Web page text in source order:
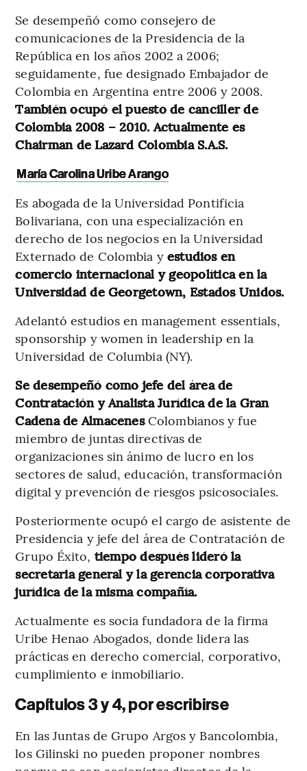
Se desempeñó como consejero de
comunicaciones de la Presidencia de la
República en los años 2002 a 2006;
seguidamente, fue designado Embajador de
Colombia en Argentina entre 2006 y 2008.
También ocupó el puesto de canciller de
Colombia 2008 – 2010. Actualmente es
Chairman de Lazard Colombia S.A.S.
María Carolina Uribe Arango
Es abogada de la Universidad Pontificia
Bolivariana, con una especialización en
derecho de los negocios en la Universidad
Externado de Colombia y estudios en
comercio internacional y geopolítica en la
Universidad de Georgetown, Estados Unidos.
Adelantó estudios en management essentials,
sponsorship y women in leadership en la
Universidad de Columbia (NY).
Se desempeñó como jefe del área de
Contratación y Analista Jurídica de la Gran
Cadena de AlmacenesColombianos y fue
miembro de juntas directivas de
organizaciones sin ánimo de lucro en los
sectores de salud, educación, transformación
digital y prevención de riesgos psicosociales.
Posteriormente ocupó el cargo de asistente de
Presidencia y jefe del área de Contratación de
Grupo Éxito, tiempo después lideró la
secretaria general y la gerencia corporativa
jurídica de la misma compañía.
Actualmente es socia fundadora de la firma
Uribe Henao Abogados, donde lidera las
prácticas en derecho comercial, corporativo,
cumplimiento e inmobiliario.
Capítulos 3 y 4, por escribirse
En las Juntas de Grupo Argos y Bancolombia,
los Gilinski no pueden proponer nombres